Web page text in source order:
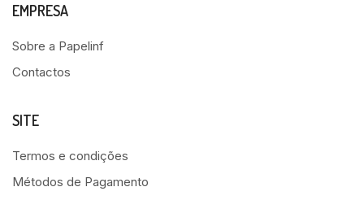
EMPRESA
Sobre a Papelinf
Contactos
SITE
Termos e condições
Métodos de Pagamento